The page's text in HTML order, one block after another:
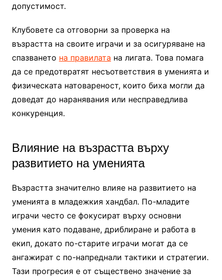
допустимост.
Клубовете са отговорни за проверка на
възрастта на своите играчи и за осигуряване на
спазването на правилата на лигата. Това помага
да се предотвратят несъответствия в уменията и
физическата натовареност, които биха могли да
доведат до наранявания или несправедлива
конкуренция.
Влияние на възрастта върху
развитието на уменията
Възрастта значително влияе на развитието на
уменията в младежкия хандбал. По-младите
играчи често се фокусират върху основни
умения като подаване, дриблиране и работа в
екип, докато по-старите играчи могат да се
ангажират с по-напреднали тактики и стратегии.
Тази прогресия е от съществено значение за